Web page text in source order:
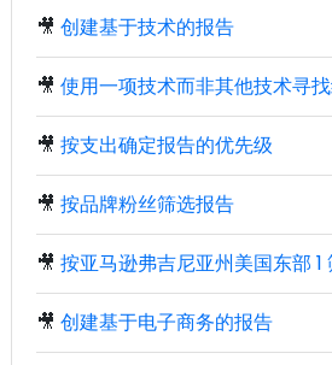
🎥 创建基于技术的报告
🎥 使用一项技术而非其他技术寻
🎥 按支出确定报告的优先级
🎥 按品牌粉丝筛选报告
🎥 按亚马逊弗吉尼亚州美国东部 1
🎥 创建基于电子商务的报告